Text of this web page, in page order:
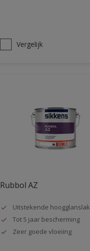
Vergelijk
Rubbol AZ
Uitstekende hoogglanslak
Tot 5 jaar bescherming
Zeer goede vloeiing